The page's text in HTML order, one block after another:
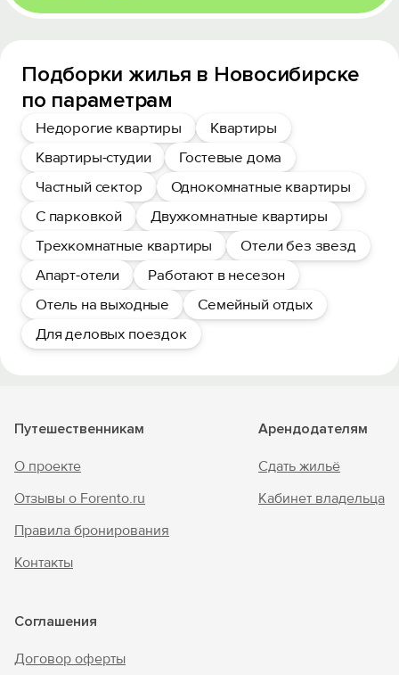
Подборки жилья в Новосибирске
по параметрам
Недорогие квартиры
Квартиры
Квартиры-студии
Гостевые дома
Частный сектор
Однокомнатные квартиры
С парковкой
Двухкомнатные квартиры
Трехкомнатные квартиры
Отели без звезд
Апарт-отели
Работают в несезон
Отель на выходные
Семейный отдых
Для деловых поездок
Путешественникам
О проекте
Отзывы о Forento.ru
Правила бронирования
Контакты
Арендодателям
Сдать жильё
Кабинет владельца
Соглашения
Договор оферты